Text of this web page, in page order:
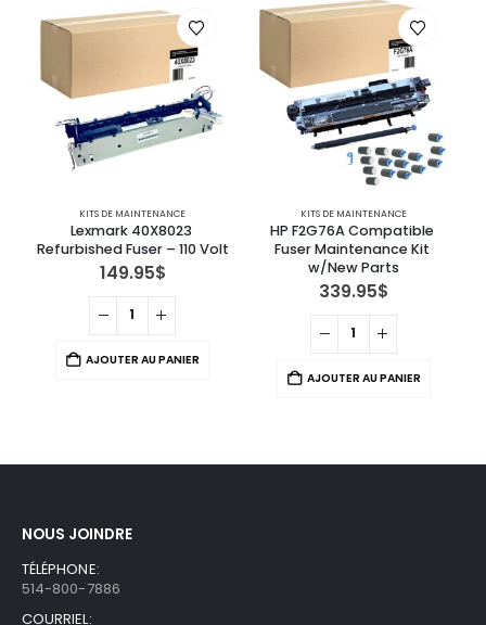
KITS DE MAINTENANCE
Lexmark 40X8023
Refurbished Fuser – 110 Volt
149.95$
AJOUTER AU PANIER
KITS DE MAINTENANCE
HP F2G76A Compatible
Fuser Maintenance Kit
w/New Parts
339.95$
AJOUTER AU PANIER
NOUS JOINDRE
TÉLÉPHONE:
514-800-7886
COURRIEL: